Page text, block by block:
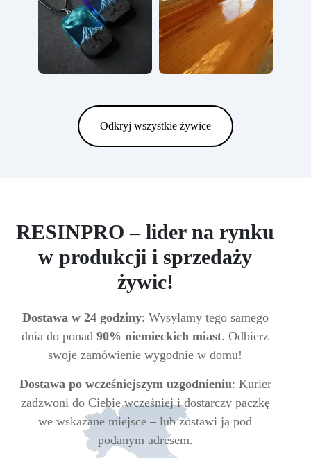
Odkryj wszystkie żywice
RESINPRO – lider na rynku
w produkcji i sprzedaży
żywic!
Dostawa w 24 godziny: Wysyłamy tego samego
dnia do ponad 90% niemieckich miast. Odbierz
swoje zamówienie wygodnie w domu!
Dostawa po wcześniejszym uzgodnieniu: Kurier
zadzwoni do Ciebie wcześniej i dostarczy paczkę
we wskazane miejsce – lub zostawi ją pod
podanym adresem.